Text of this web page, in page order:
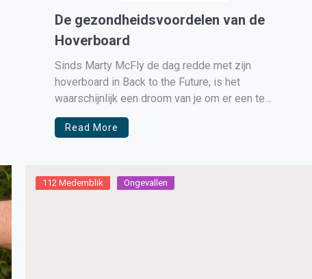
De gezondheidsvoordelen van de
Hoverboard
Sinds Marty McFly de dag redde met zijn
hoverboard in Back to the Future, is het
waarschijnlijk een droom van je om er een te
berijden. Nou, het hoverboard van die toekomst is
er nog niet, maar zoals uw kinderen waarschijnlijk
Read More
112 Medemblik Ongevallen